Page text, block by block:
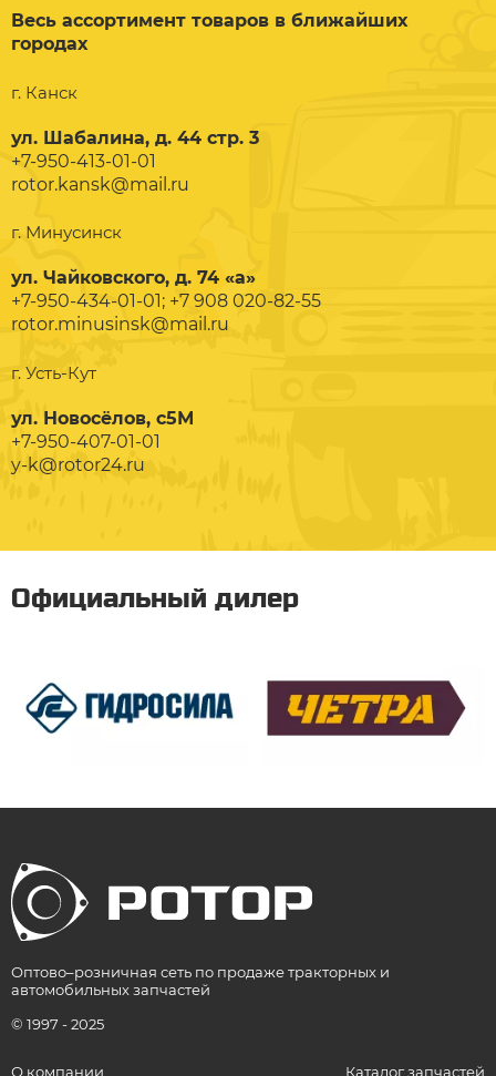
Весь ассортимент товаров в ближайших
городах
г. Канск
ул. Шабалина, д. 44 стр. 3
+7-950-413-01-01
rotor.kansk@mail.ru
г. Минусинск
ул. Чайковского, д. 74 «а»
+7-950-434-01-01; +7 908 020-82-55
rotor.minusinsk@mail.ru
г. Усть-Кут
ул. Новосёлов, с5М
+7-950-407-01-01
y-k@rotor24.ru
Официальный дилер
Оптово–розничная сеть по продаже тракторных и
автомобильных запчастей
© 1997 - 2025
О компании Каталог запчастей